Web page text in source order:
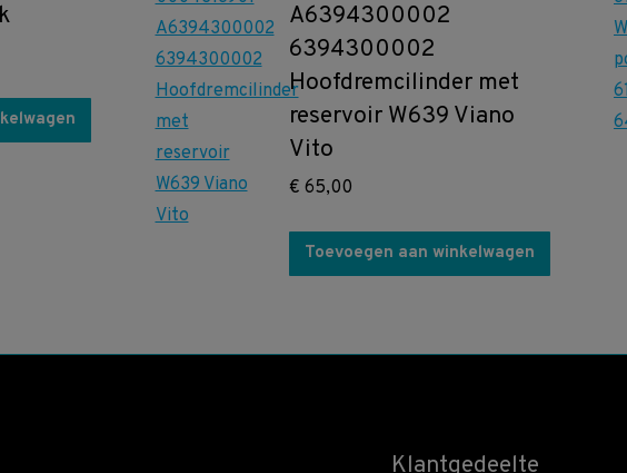
A6394300002
6394300002
Hoofdremcilinder met
reservoir W639 Viano
Vito
€ 65,00
Toevoegen aan winkelwagen
Klantgedeelte